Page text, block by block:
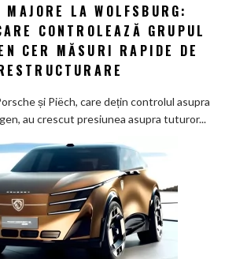
Tensiuni
majore
la
de
LA WOLFSBURG:
CONTROLEAZĂ GRUPUL
CER MĂSURI RAPIDE DE
și Piëch, care dețin controlul asupra
au crescut presiunea asupra tuturor...